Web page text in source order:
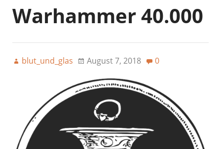
Warhammer 40.000
blut_und_glas August 7, 2018 0